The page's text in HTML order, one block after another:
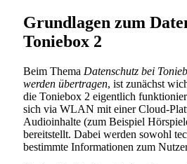
Grundlagen zum
Toniebox 2
Beim Thema Datenschutz bei
werden übertragen, ist zunächst
die Toniebox 2 eigentlich
sich via WLAN mit einer Cloud-
Audioinhalte (zum Beispiel
bereitstellt. Dabei werden sowohl
bestimmte Informationen zum